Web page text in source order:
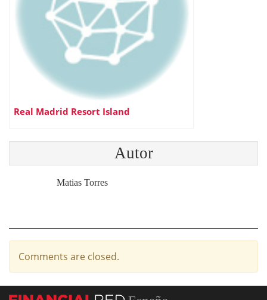
Real Madrid Resort Island
Autor
Matias Torres
Comments are closed.